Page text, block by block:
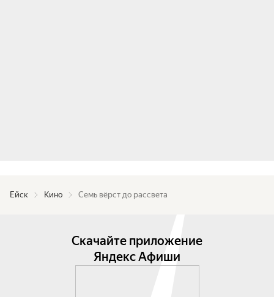
Ейск Кино Семь вёрст до рассвета
Скачайте приложение
Яндекс Афиши